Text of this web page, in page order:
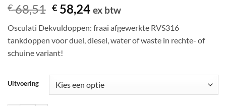
€68,51 Oorspronkelijke
prijs
was:
€ 68,51.
€ 58,24Huidige
is:
€ 58,24.
ex btw
Osculati Dekvuldoppen: fraai afgewerkte RVS316
tankdoppen voor duel, diesel, water of waste in rechte- of
schuine variant!
Uitvoering